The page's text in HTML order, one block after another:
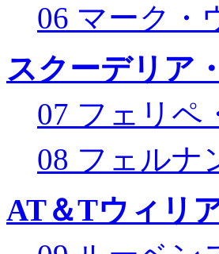
06 マーク・
スクーデリア
07 フェリペ
08 フェルナ
AT＆Tウィリ